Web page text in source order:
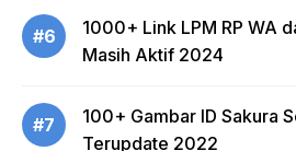
#6
1000+ Link LPM RP WA
Masih Aktif 2024
#7
100+ Gambar ID Sakura
Terupdate 2022